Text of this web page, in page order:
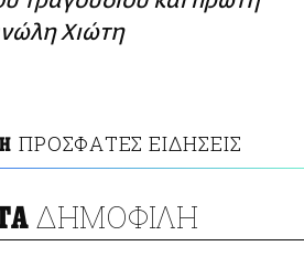
Χιώτη
ΠΡΟΣΦΑΤΕΣ ΕΙΔΗΣΕΙΣ
ΔΗΜΟΦΙΛΗ